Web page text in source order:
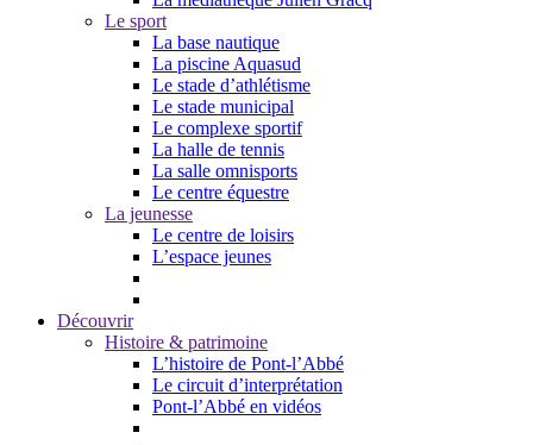
Le sport
La base nautique
La piscine Aquasud
Le stade d’athlétisme
Le stade municipal
Le complexe sportif
La halle de tennis
La salle omnisports
Le centre équestre
La jeunesse
Le centre de loisirs
L’espace jeunes
Découvrir
Histoire & patrimoine
L’histoire de Pont-l’Abbé
Le circuit d’interprétation
Pont-l’Abbé en vidéos